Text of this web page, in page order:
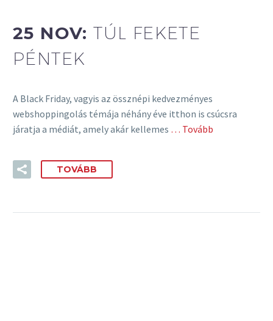
25 NOV:TÚL FEKETE
PÉNTEK
A Black Friday, vagyis az össznépi kedvezményes
webshoppingolás témája néhány éve itthon is csúcsra
járatja a médiát, amely akár kellemes … Tovább
TOVÁBB